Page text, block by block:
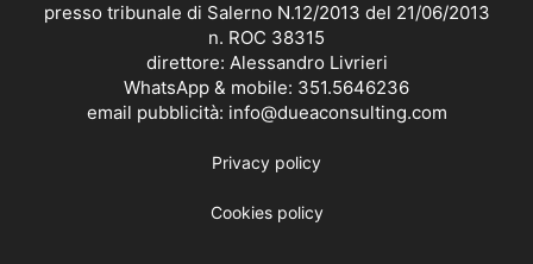
presso tribunale di Salerno N.12/2013 del 21/06/2013
n. ROC 38315
direttore: Alessandro Livrieri
WhatsApp & mobile: 351.5646236
email pubblicità: info@dueaconsulting.com
Privacy policy
Cookies policy